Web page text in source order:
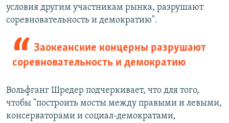
условия другим участникам рынка, разрушают
соревновательность и демократию".
Заокеанские концерны разрушают
соревновательность и демократию
Вольфганг Шредер подчеркивает, что для того,
чтобы "построить мосты между правыми и левыми,
консерваторами и социал-демократами,